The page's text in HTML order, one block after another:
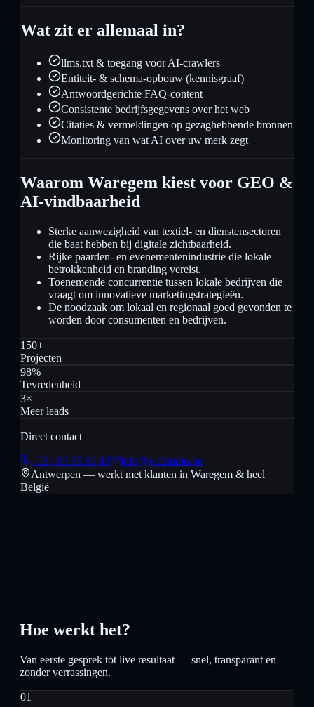
Wat zit er allemaal in?
llms.txt & toegang voor AI-crawlers
Entiteit- & schema-opbouw (kennisgraaf)
Antwoordgerichte FAQ-content
Consistente bedrijfsgegevens over het web
Citaties & vermeldingen op gezaghebbende bronnen
Monitoring van wat AI over uw merk zegt
Waarom Waregem kiest voor GEO &
AI-vindbaarheid
Sterke aanwezigheid van textiel- en dienstensectoren
die baat hebben bij digitale zichtbaarheid.
Rijke paarden- en evenementenindustrie die lokale
betrokkenheid en branding vereist.
Toenemende concurrentie tussen lokale bedrijven die
vraagt om innovatieve marketingstrategieën.
De noodzaak om lokaal en regionaal goed gevonden te
worden door consumenten en bedrijven.
150+
Projecten
98%
Tevredenheid
3×
Meer leads
Direct contact
+32 488 35 60 43
info@wdstudio.be
Antwerpen — werkt met klanten in Waregem & heel
België
Hoe werkt het?
Van eerste gesprek tot live resultaat — snel, transparant en
zonder verrassingen.
01